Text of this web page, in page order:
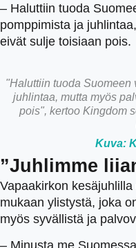
– Haluttiin tuoda
pomppimista ja
eivät sulje toisiaan pois.
"Haluttiin tuoda Suomeen
juhlintaa, mutta myös
pois", kertoo Kingdom
Kuva:
”Juhlimme
Vapaakirkon
mukaan ylistystä, joka
myös syvällistä ja
– Minusta me